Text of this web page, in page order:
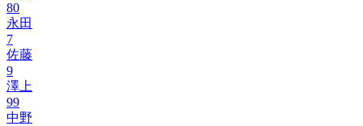
80
永田
7
佐藤
9
澤上
99
中野